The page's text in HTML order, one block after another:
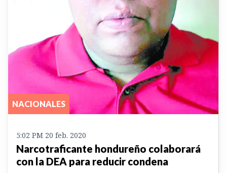
NACIONALES
5:02 PM 20 feb. 2020
Narcotraficante hondureño colaborará
con la DEA para reducir condena